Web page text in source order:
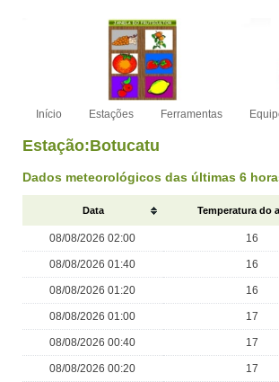
Início Estações Ferramentas
Estação:Botucatu
Dados meteorológicos das últimas 6
Data Temperatura do
08/08/2026 02:00 16
08/08/2026 01:40 16
08/08/2026 01:20 16
08/08/2026 01:00 17
08/08/2026 00:40 17
08/08/2026 00:20 17